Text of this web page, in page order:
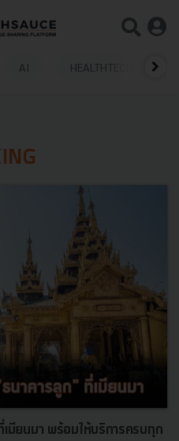
AI HEALTHTECH
มียนมา พร้อมให้บริการครบทุก